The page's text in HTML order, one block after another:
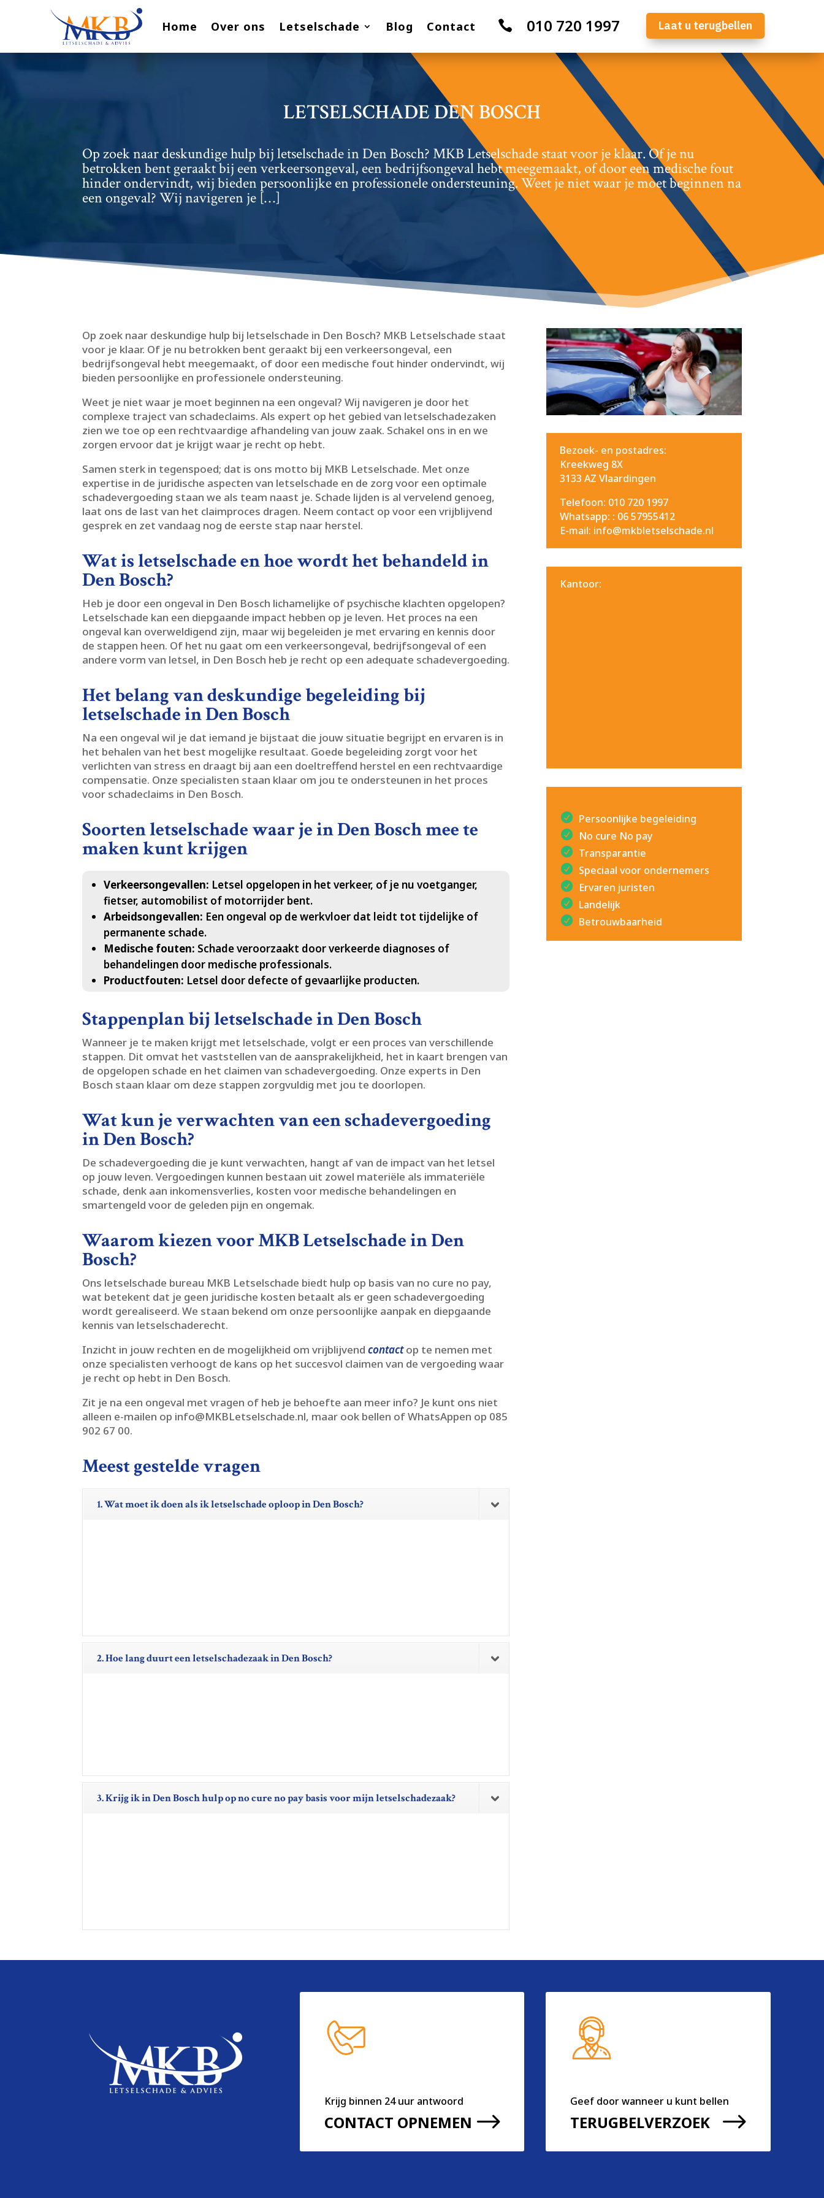
Home Over ons Letselschade Blog Contact  010 720 1997 Laat u terugbellen
LETSELSCHADE DEN BOSCH
Op zoek naar deskundige hulp bij letselschade in Den Bosch? MKB Letselschade staat voor je klaar.​ Of je nu
betrokken bent geraakt bij een verkeersongeval, een bedrijfsongeval hebt meegemaakt, of door een medische fout
hinder ondervindt, wij bieden persoonlijke en professionele ondersteuning.​ Weet je niet waar je moet beginnen na
een ongeval? Wij navigeren je […]
Op zoek naar deskundige hulp bij letselschade in Den Bosch? MKB Letselschade staat
voor je klaar.​ Of je nu betrokken bent geraakt bij een verkeersongeval, een
bedrijfsongeval hebt meegemaakt, of door een medische fout hinder ondervindt, wij
bieden persoonlijke en professionele ondersteuning.​
Weet je niet waar je moet beginnen na een ongeval? Wij navigeren je door het
complexe traject van schadeclaims.​ Als expert op het gebied van letselschadezaken
zien we toe op een rechtvaardige afhandeling van jouw zaak.​ Schakel ons in en we
zorgen ervoor dat je krijgt waar je recht op hebt.​
Samen sterk in tegenspoed; dat is ons motto bij MKB Letselschade.​ Met onze
expertise in de juridische aspecten van letselschade en de zorg voor een optimale
schadevergoeding staan we als team naast je.​ Schade lijden is al vervelend genoeg,
laat ons de last van het claimproces dragen.​ Neem contact op voor een vrijblijvend
gesprek en zet vandaag nog de eerste stap naar herstel.​
Wat is letselschade en hoe wordt het behandeld in
Den Bosch?
Heb je door een ongeval in Den Bosch lichamelijke of psychische klachten opgelopen?
Letselschade kan een diepgaande impact hebben op je leven.​ Het proces na een
ongeval kan overweldigend zijn, maar wij begeleiden je met ervaring en kennis door
de stappen heen.​ Of het nu gaat om een verkeersongeval, bedrijfsongeval of een
andere vorm van letsel, in Den Bosch heb je recht op een adequate schadevergoeding.​
Het belang van deskundige begeleiding bij
letselschade in Den Bosch
Na een ongeval wil je dat iemand je bijstaat die jouw situatie begrijpt en ervaren is in
het behalen van het best mogelijke resultaat.​ Goede begeleiding zorgt voor het
verlichten van stress en draagt bij aan een doeltreffend herstel en een rechtvaardige
compensatie.​ Onze specialisten staan klaar om jou te ondersteunen in het proces
voor schadeclaims in Den Bosch.​
Soorten letselschade waar je in Den Bosch mee te
maken kunt krijgen
Verkeersongevallen: Letsel opgelopen in het verkeer, of je nu voetganger,
fietser, automobilist of motorrijder bent.​
Arbeidsongevallen: Een ongeval op de werkvloer dat leidt tot tijdelijke of
permanente schade.​
Medische fouten: Schade veroorzaakt door verkeerde diagnoses of
behandelingen door medische professionals.​
Productfouten: Letsel door defecte of gevaarlijke producten.​
Stappenplan bij letselschade in Den Bosch
Wanneer je te maken krijgt met letselschade, volgt er een proces van verschillende
stappen.​ Dit omvat het vaststellen van de aansprakelijkheid, het in kaart brengen van
de opgelopen schade en het claimen van schadevergoeding.​ Onze experts in Den
Bosch staan klaar om deze stappen zorgvuldig met jou te doorlopen.​
Wat kun je verwachten van een schadevergoeding
in Den Bosch?
De schadevergoeding die je kunt verwachten, hangt af van de impact van het letsel
op jouw leven.​ Vergoedingen kunnen bestaan uit zowel materiële als immateriële
schade, denk aan inkomensverlies, kosten voor medische behandelingen en
smartengeld voor de geleden pijn en ongemak.​
Waarom kiezen voor MKB Letselschade in Den
Bosch?
Ons letselschade bureau MKB Letselschade biedt hulp op basis van no cure no pay,
wat betekent dat je geen juridische kosten betaalt als er geen schadevergoeding
wordt gerealiseerd.​ We staan bekend om onze persoonlijke aanpak en diepgaande
kennis van letselschaderecht.​
Inzicht in jouw rechten en de mogelijkheid om vrijblijvendcontactop te nemen met
onze specialisten verhoogt de kans op het succesvol claimen van de vergoeding waar
je recht op hebt in Den Bosch.​
Zit je na een ongeval met vragen of heb je behoefte aan meer info? Je kunt ons niet
alleen e-mailen op info@MKBLetselschade.​nl, maar ook bellen of WhatsAppen op 085
902 67 00.​
Meest gestelde vragen
1. Wat moet ik doen als ik letselschade oploop in Den Bosch?
2. Hoe lang duurt een letselschadezaak in Den Bosch?
3. Krijg ik in Den Bosch hulp op no cure no pay basis voor mijn letselschadezaak?
Bezoek- en postadres:
Kreekweg 8X
3133 AZ Vlaardingen
Telefoon: 010 720 1997
Whatsapp: : 06 57955412
E-mail: info@mkbletselschade.nl
Kantoor:
Persoonlijke begeleiding
No cure No pay
Transparantie
Speciaal voor ondernemers
Ervaren juristen
Landelijk
Betrouwbaarheid
Krijg binnen 24 uur antwoord
CONTACT OPNEMEN $
Geef door wanneer u kunt bellen
TERUGBELVERZOEK $